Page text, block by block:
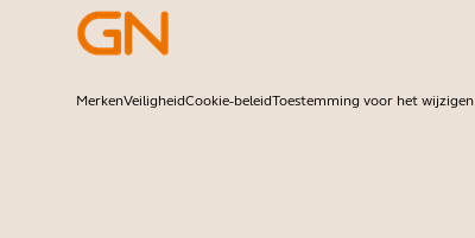
MerkenVeiligheidCookie-beleidToestemming voor het wijzigen